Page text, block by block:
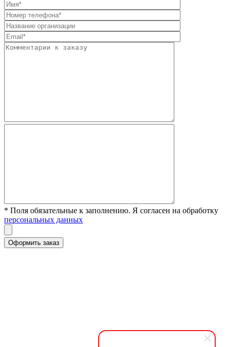
* Поля обязательные к заполнению. Я согласен на обработку
персональных данных